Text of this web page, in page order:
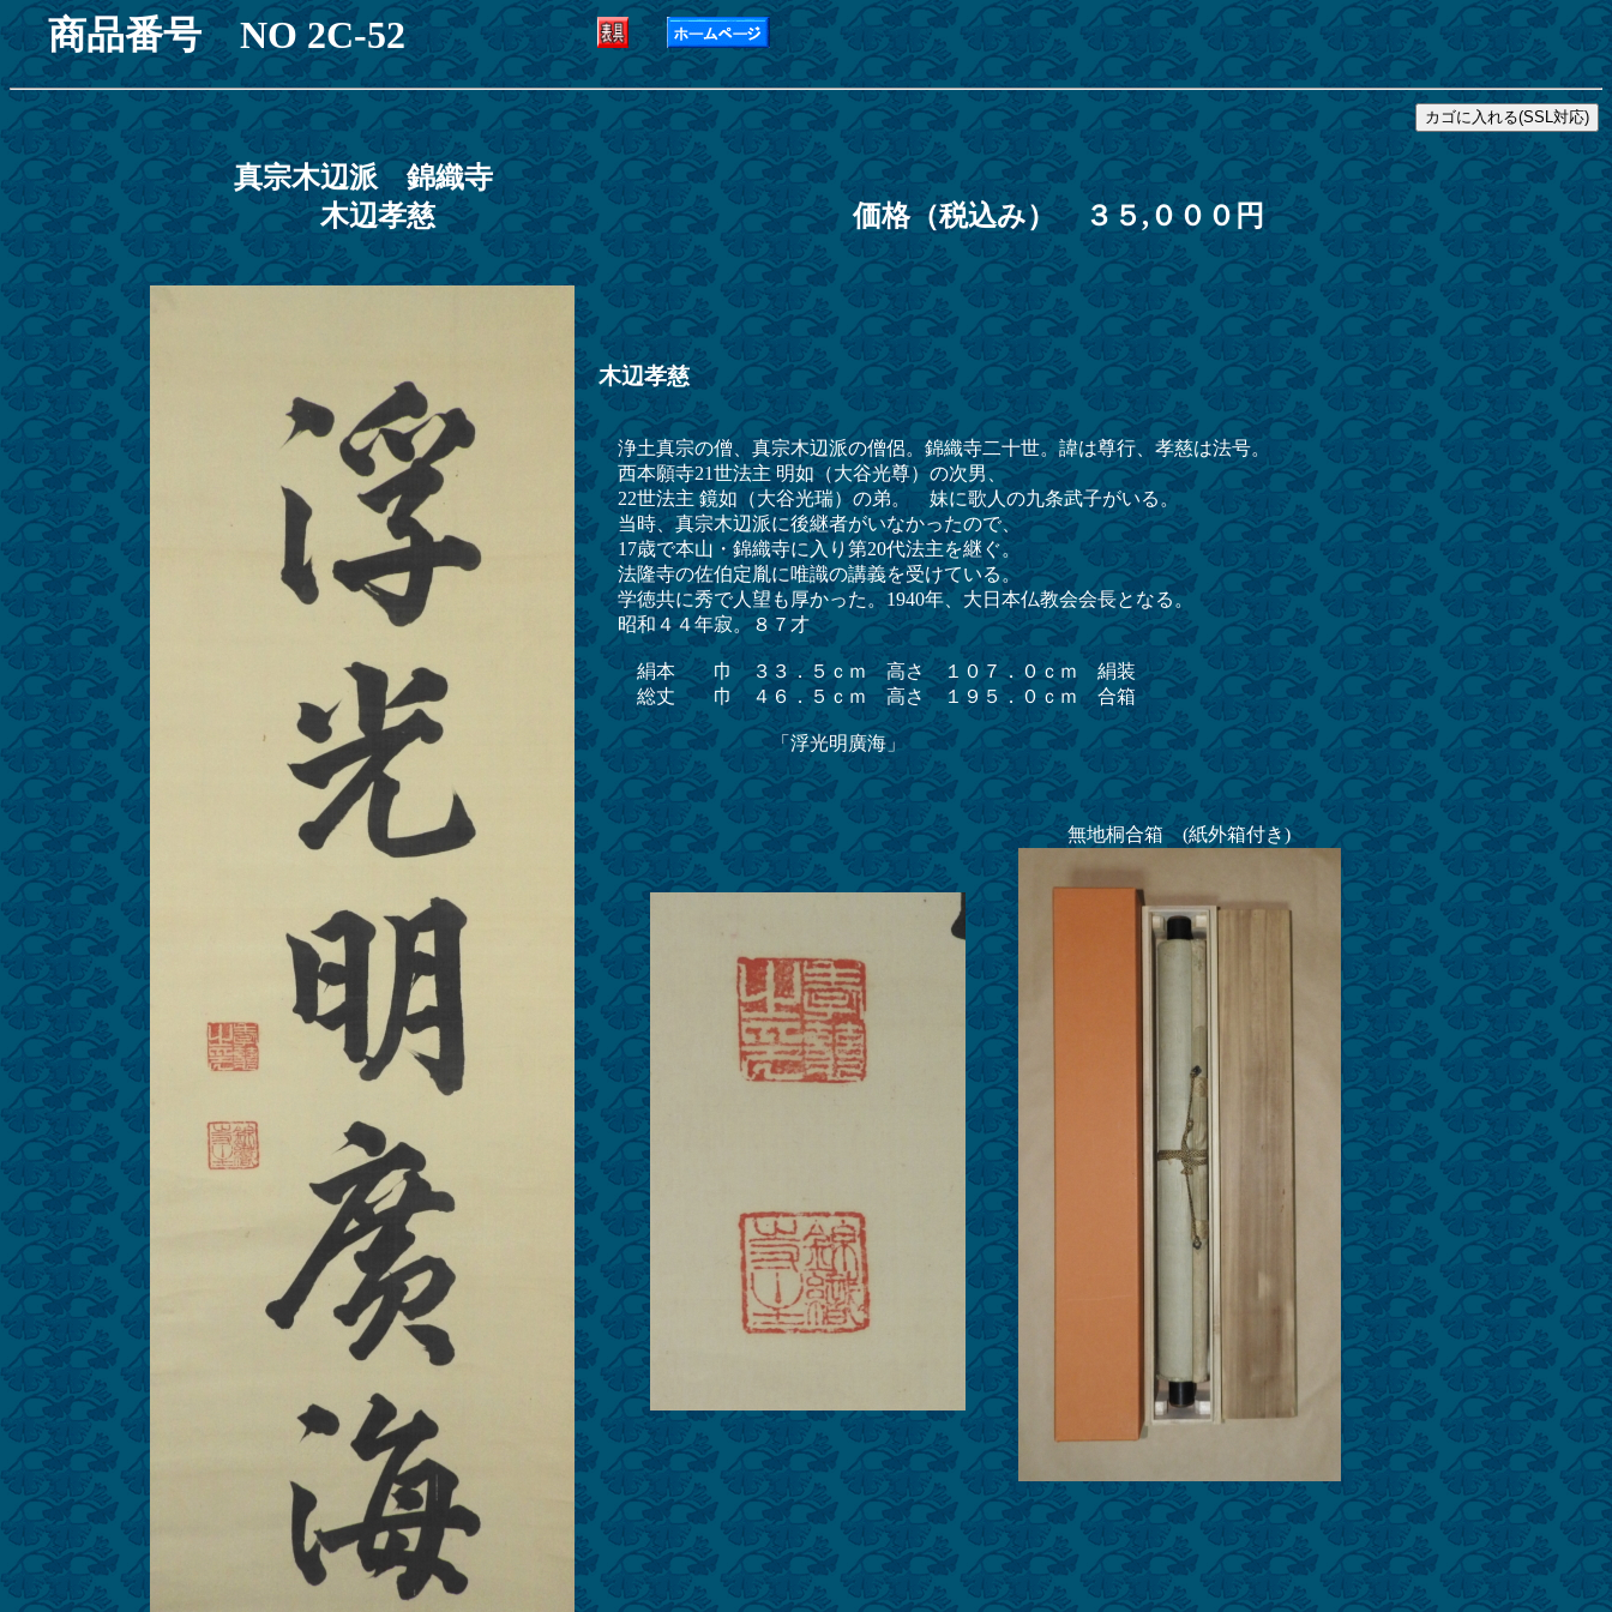
商品番号 NO 2C-52
真宗木辺派 錦織寺
木辺孝慈 価格（税込み） ３５,０００円
木辺孝慈
浄土真宗の僧、真宗木辺派の僧侶。錦織寺二十世。諱は尊行、孝慈は法号。
西本願寺21世法主 明如（大谷光尊）の次男、
22世法主 鏡如（大谷光瑞）の弟。 妹に歌人の九条武子がいる。
当時、真宗木辺派に後継者がいなかったので、
17歳で本山・錦織寺に入り第20代法主を継ぐ。
法隆寺の佐伯定胤に唯識の講義を受けている。
学徳共に秀で人望も厚かった。1940年、大日本仏教会会長となる。
昭和４４年寂。８７才
絹本 巾 ３３．５ｃｍ 高さ １０７．０ｃｍ 絹装
総丈 巾 ４６．５ｃｍ 高さ １９５．０ｃｍ 合箱
「浮光明廣海」
無地桐合箱 (紙外箱付き)